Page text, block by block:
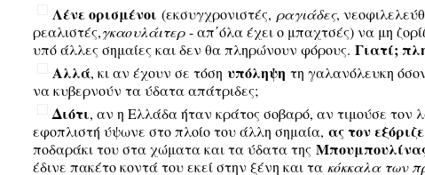
Λένε ορισμένοι (εκσυγχρονιστές, ραγιάδες,
ρεαλιστές,γκαουλάιτερ- απ΄όλα έχει ο μπαχτσές) να μη
υπό άλλες σημαίες και δεν θα πληρώνουν φόρους. Γιατί;
Αλλά, κι αν έχουν σε τόση υπόληψη τη γαλανόλευκη
να κυβερνούν τα ύδατα απάτριδες;
Διότι, αν η Ελλάδα ήταν κράτος σοβαρό, αν τιμούσε τον
εφοπλιστή ύψωνε στο πλοίο του άλλη σημαία, ας τον εξόριζε
ποδαράκι του στα χώματα και τα ύδατα της
έδινε πακέτο κοντά του εκεί στην ξένη και τα κόκκαλα των